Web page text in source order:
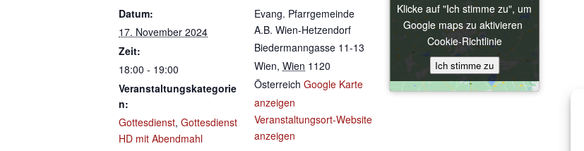
Datum:
17. November 2024
Zeit:
18:00 - 19:00
Veranstaltungskategorie
n:
Gottesdienst, Gottesdienst
HD mit Abendmahl
Evang. Pfarrgemeinde
A.B. Wien-Hetzendorf
Biedermanngasse 11-13
Wien, Wien 1120
Österreich Google Karte
anzeigen
Veranstaltungsort-Website
anzeigen
Klicke auf "Ich stimme zu", um
Google maps zu aktivieren
Cookie-Richtlinie
Ich stimme zu
Klicke auf "Ich stimme zu", um
Google maps zu aktivieren
Cookie-Richtlinie
Ich stimme zu